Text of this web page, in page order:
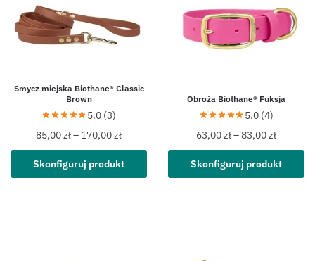
Smycz miejska Biothane® Classic
Brown
5.0 (3)
85,00zł– 170,00zł
Skonfiguruj produkt
Obroża Biothane® Fuksja
5.0 (4)
63,00zł–83,00zł
Skonfiguruj produkt